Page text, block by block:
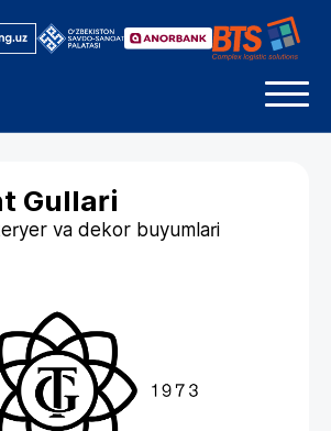
Gullari
va dekor buyumlari